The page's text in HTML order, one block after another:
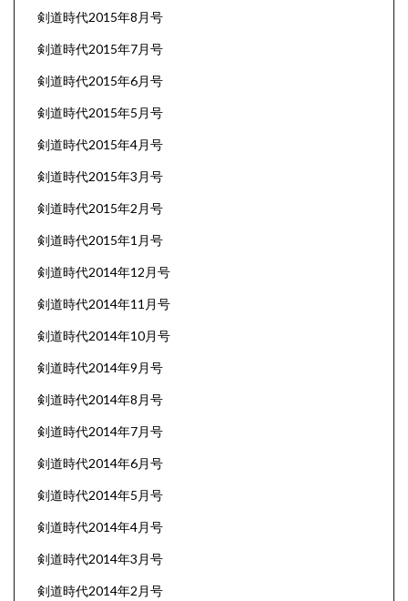
剣道時代2015年8月号
剣道時代2015年7月号
剣道時代2015年6月号
剣道時代2015年5月号
剣道時代2015年4月号
剣道時代2015年3月号
剣道時代2015年2月号
剣道時代2015年1月号
剣道時代2014年12月号
剣道時代2014年11月号
剣道時代2014年10月号
剣道時代2014年9月号
剣道時代2014年8月号
剣道時代2014年7月号
剣道時代2014年6月号
剣道時代2014年5月号
剣道時代2014年4月号
剣道時代2014年3月号
剣道時代2014年2月号